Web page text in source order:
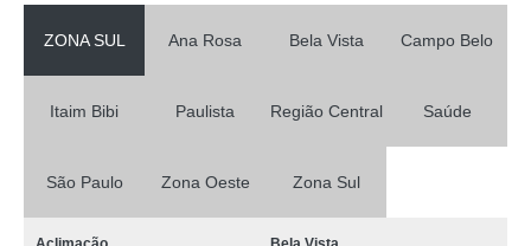
ZONA SUL Ana Rosa Bela Vista Campo Belo
Itaim Bibi Paulista Região Central Saúde
São Paulo Zona Oeste Zona Sul